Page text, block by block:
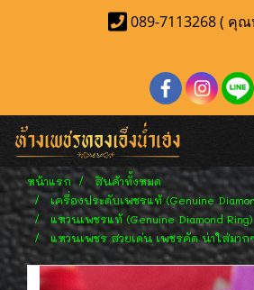
089-7113268 ( คุ
หน้าแรก
สินค้าทั้งหมด
เครื่องประดับเพชรแท้ (Genuine
แหวนเพชรแท้ (Genuine Diamond Ring)
แหวนเพชร สวยเด่น เพชรคัด น่าใส่มาก